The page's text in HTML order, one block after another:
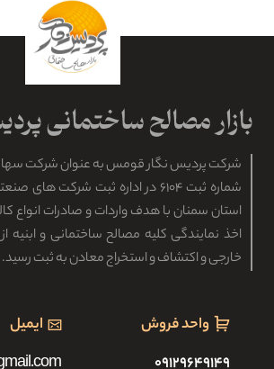
شرکت پردیس نگار قومس به عنوان شرکت
شماره ثبت ۶۱۰۴ در اداره ثبت شرکت های
استان سمنان با هدف واردات و صادرات انواع
اخذ نمایندگی کلیه مصالح ساختمانی و
خارجی و اکتشاف و استخراج معادن به ثبت رسید.
واحد فروش
ایمیل